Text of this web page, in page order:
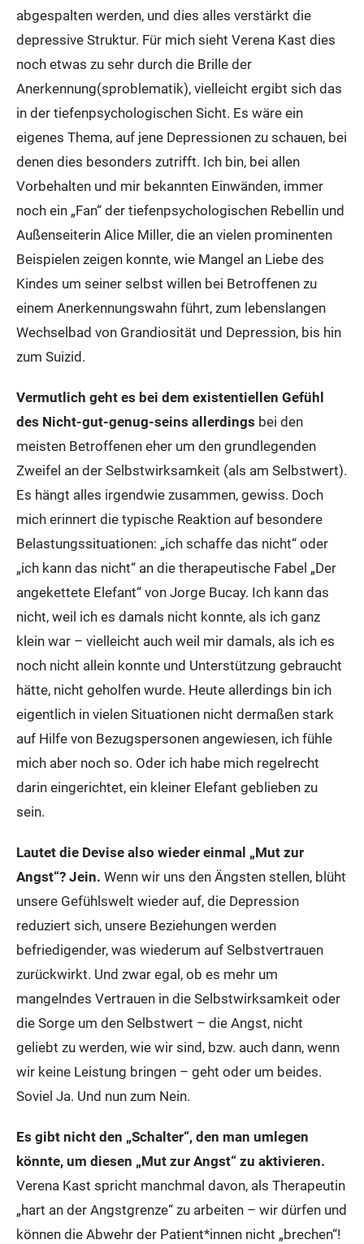
abgespalten werden, und dies alles verstärkt die
depressive Struktur. Für mich sieht Verena Kast dies
noch etwas zu sehr durch die Brille der
Anerkennung(sproblematik), vielleicht ergibt sich das
in der tiefenpsychologischen Sicht. Es wäre ein
eigenes Thema, auf jene Depressionen zu schauen, bei
denen dies besonders zutrifft. Ich bin, bei allen
Vorbehalten und mir bekannten Einwänden, immer
noch ein „Fan“ der tiefenpsychologischen Rebellin und
Außenseiterin Alice Miller, die an vielen prominenten
Beispielen zeigen konnte, wie Mangel an Liebe des
Kindes um seiner selbst willen bei Betroffenen zu
einem Anerkennungswahn führt, zum lebenslangen
Wechselbad von Grandiosität und Depression, bis hin
zum Suizid.
Vermutlich geht es bei dem existentiellen Gefühl
des Nicht-gut-genug-seins allerdings bei den
meisten Betroffenen eher um den grundlegenden
Zweifel an der Selbstwirksamkeit (als am Selbstwert).
Es hängt alles irgendwie zusammen, gewiss. Doch
mich erinnert die typische Reaktion auf besondere
Belastungssituationen: „ich schaffe das nicht“ oder
„ich kann das nicht“ an die therapeutische Fabel „Der
angekettete Elefant“ von Jorge Bucay. Ich kann das
nicht, weil ich es damals nicht konnte, als ich ganz
klein war – vielleicht auch weil mir damals, als ich es
noch nicht allein konnte und Unterstützung gebraucht
hätte, nicht geholfen wurde. Heute allerdings bin ich
eigentlich in vielen Situationen nicht dermaßen stark
auf Hilfe von Bezugspersonen angewiesen, ich fühle
mich aber noch so. Oder ich habe mich regelrecht
darin eingerichtet, ein kleiner Elefant geblieben zu
sein.
Lautet die Devise also wieder einmal „Mut zur
Angst“? Jein. Wenn wir uns den Ängsten stellen, blüht
unsere Gefühlswelt wieder auf, die Depression
reduziert sich, unsere Beziehungen werden
befriedigender, was wiederum auf Selbstvertrauen
zurückwirkt. Und zwar egal, ob es mehr um
mangelndes Vertrauen in die Selbstwirksamkeit oder
die Sorge um den Selbstwert – die Angst, nicht
geliebt zu werden, wie wir sind, bzw. auch dann, wenn
wir keine Leistung bringen – geht oder um beides.
Soviel Ja. Und nun zum Nein.
Es gibt nicht den „Schalter“, den man umlegen
könnte, um diesen „Mut zur Angst“ zu aktivieren.
Verena Kast spricht manchmal davon, als Therapeutin
„hart an der Angstgrenze“ zu arbeiten – wir dürfen und
können die Abwehr der Patient*innen nicht „brechen“!